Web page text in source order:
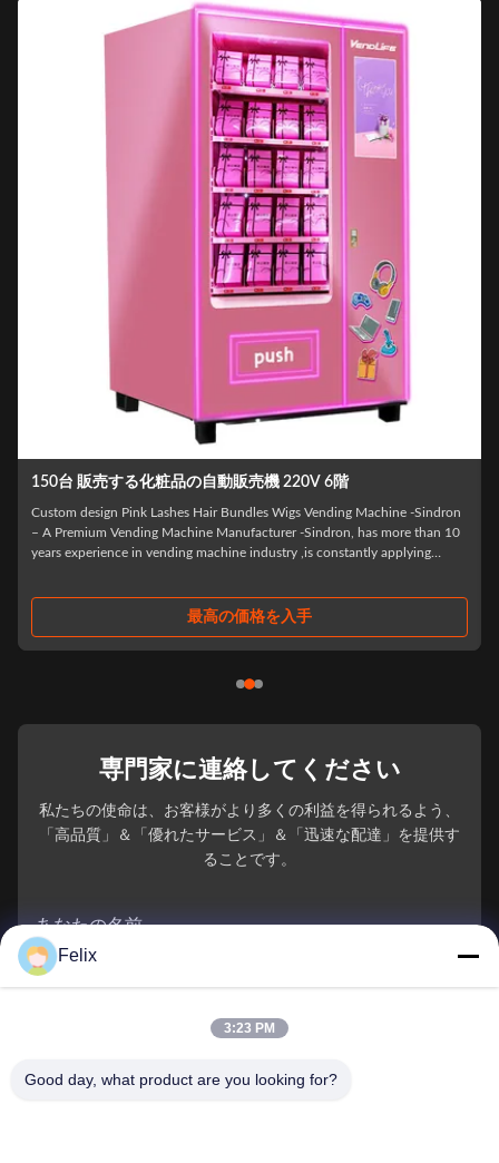
150台 販売する化粧品の自動販売機 220V 6階
Custom design Pink Lashes Hair Bundles Wigs Vending Machine -Sindron
– A Premium Vending Machine Manufacturer -Sindron, has more than 10
years experience in vending machine industry ,is constantly applying
最高の価格を入手
専門家に連絡してください
私たちの使命は、お客様がより多くの利益を得られるよう、
「高品質」＆「優れたサービス」＆「迅速な配達」を提供す
ることです。
あなたの名前
電話番号
電子メール*
Felix
3:23 PM
Good day, what product are you looking for?